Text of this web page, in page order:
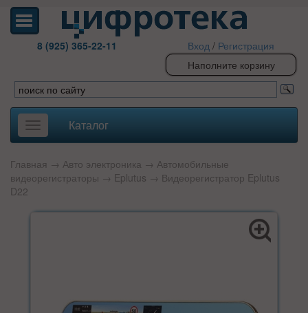
8 (925) 365-22-11 Вход / Регистрация
Наполните корзину
Toggle
navigation
Каталог
Главная → Авто электроника → Автомобильные
видеорегистраторы → Eplutus → Видеорегистратор Eplutus
D22